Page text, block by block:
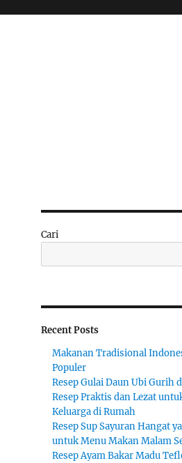
Cari
Recent Posts
Makanan Tradisional
Populer
Resep Gulai Daun Ubi Gurih
Resep Praktis dan Lezat
Keluarga di Rumah
Resep Sup Sayuran Hangat
untuk Menu Makan Malam
Resep Ayam Bakar Madu